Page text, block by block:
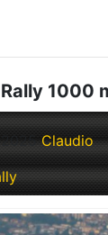
1000
Claudio